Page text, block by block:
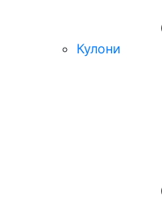
Кулони